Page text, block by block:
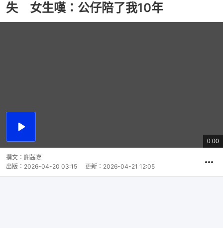
失 女生嘆：公仔陪了我10年
播
片
總
共
0:00
撰文： 謝茜嘉
出版： 2026-04-20 03:15 更新： 2026-04-21 12:05